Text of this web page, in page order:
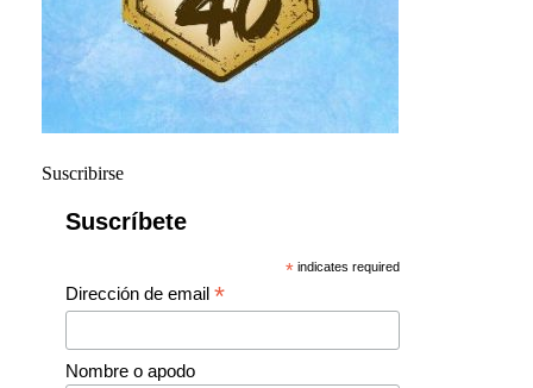
Suscribirse
Suscríbete
* indicates required
Dirección de email *
Nombre o apodo